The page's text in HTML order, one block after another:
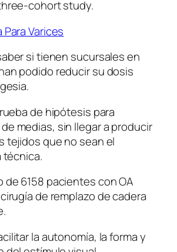
cohort study.
Para Varices
si tienen sucursales en
podido reducir su dosis
de hipótesis para
medias, sin llegar a producir
tejidos que no sean el
técnica.
de 6158 pacientes con OA
de remplazo de cadera
la autonomía, la forma y